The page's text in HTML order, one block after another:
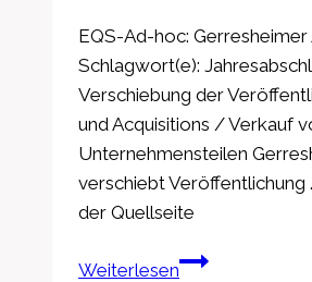
EQS-Ad-hoc:
Schlagwort(e):
Verschiebung der
und Acquisitions / Verkauf
Unternehmensteilen
verschiebt Veröffentlichung
der Quellseite
WeiterlesenEQS-